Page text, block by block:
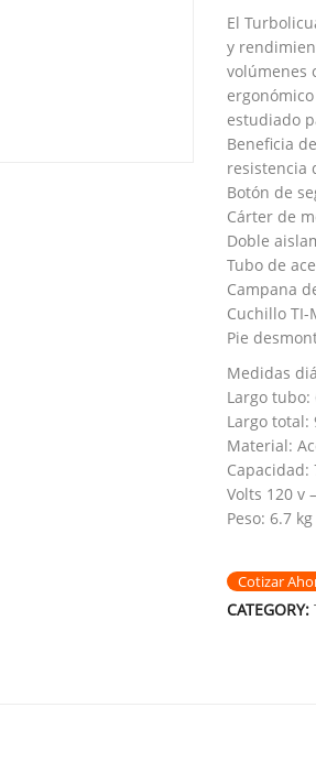
El
y
volúmenes
estudiado
Beneficia
resistencia
Botón de
Cárter de
Doble
Tubo de
Campana
Cuchillo TI-
Pie
Medidas
Largo tubo:
Largo total:
Material:
Capacidad:
Volts 120 v
Peso: 6.7 kg
Cotizar
CATEGORY: